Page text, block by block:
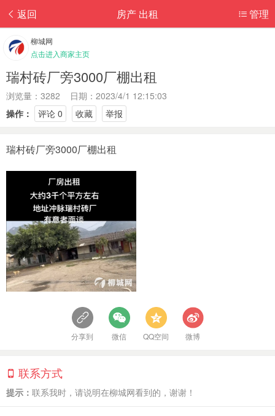
返回 管理
房产 出租
柳城网
点击进入商家主页
瑞村砖厂旁3000厂棚出租
浏览量：3282 日期：2023/4/1 12:15:03
操作：
评论 0 收藏 举报
瑞村砖厂旁3000厂棚出租
分享到 微信 QQ空间 微博
联系方式
提示： 联系我时，请说明在柳城网看到的，谢谢！